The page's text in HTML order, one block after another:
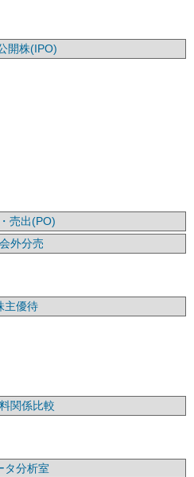
開株(IPO)
売出(PO)
外分売
主優待
関係比較
タ分析室